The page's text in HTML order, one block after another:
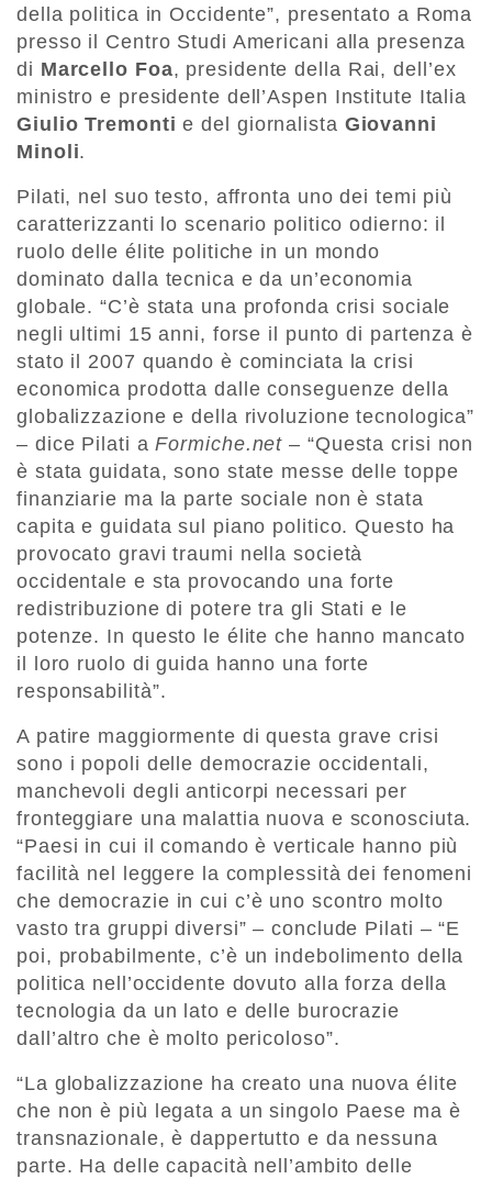
della politica in Occidente”, presentato a Roma
presso il Centro Studi Americani alla presenza
di Marcello Foa, presidente della Rai, dell’ex
ministro e presidente dell’Aspen Institute Italia
Giulio Tremonti e del giornalista Giovanni
Minoli.
Pilati, nel suo testo, affronta uno dei temi più
caratterizzanti lo scenario politico odierno: il
ruolo delle élite politiche in un mondo
dominato dalla tecnica e da un’economia
globale. “C’è stata una profonda crisi sociale
negli ultimi 15 anni, forse il punto di partenza è
stato il 2007 quando è cominciata la crisi
economica prodotta dalle conseguenze della
globalizzazione e della rivoluzione tecnologica”
– dice Pilati aFormiche.net– “Questa crisi non
è stata guidata, sono state messe delle toppe
finanziarie ma la parte sociale non è stata
capita e guidata sul piano politico. Questo ha
provocato gravi traumi nella società
occidentale e sta provocando una forte
redistribuzione di potere tra gli Stati e le
potenze. In questo le élite che hanno mancato
il loro ruolo di guida hanno una forte
responsabilità”.
A patire maggiormente di questa grave crisi
sono i popoli delle democrazie occidentali,
manchevoli degli anticorpi necessari per
fronteggiare una malattia nuova e sconosciuta.
“Paesi in cui il comando è verticale hanno più
facilità nel leggere la complessità dei fenomeni
che democrazie in cui c’è uno scontro molto
vasto tra gruppi diversi” – conclude Pilati – “E
poi, probabilmente, c’è un indebolimento della
politica nell’occidente dovuto alla forza della
tecnologia da un lato e delle burocrazie
dall’altro che è molto pericoloso”.
“La globalizzazione ha creato una nuova élite
che non è più legata a un singolo Paese ma è
transnazionale, è dappertutto e da nessuna
parte. Ha delle capacità nell’ambito delle